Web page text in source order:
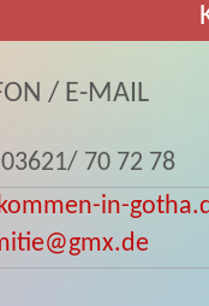
/ E-MAIL
70 72 78
in-
@gmx.de